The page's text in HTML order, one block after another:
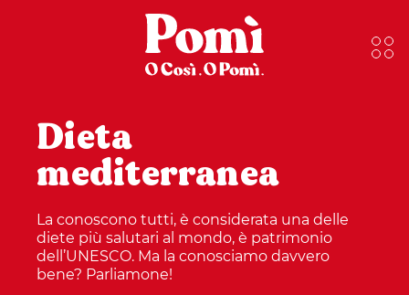
Dieta
mediterranea
La conoscono tutti, è considerata una delle
diete più salutari al mondo, è patrimonio
dell’UNESCO. Ma la conosciamo davvero
bene? Parliamone!